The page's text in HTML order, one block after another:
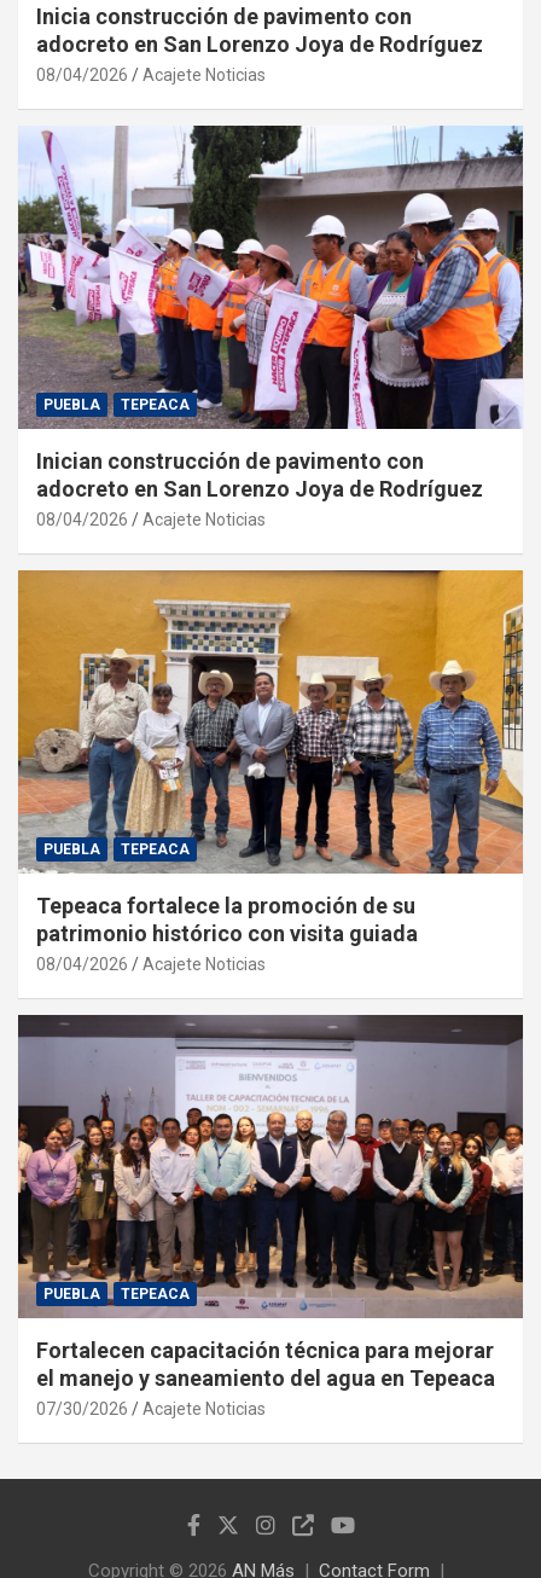
Inicia construcción de pavimento con
adocreto en San Lorenzo Joya de Rodríguez
08/04/2026 Acajete Noticias
PUEBLA TEPEACA
Inician construcción de pavimento con
adocreto en San Lorenzo Joya de Rodríguez
08/04/2026 Acajete Noticias
PUEBLA TEPEACA
Tepeaca fortalece la promoción de su
patrimonio histórico con visita guiada
08/04/2026 Acajete Noticias
PUEBLA TEPEACA
Fortalecen capacitación técnica para mejorar
el manejo y saneamiento del agua en Tepeaca
07/30/2026 Acajete Noticias
Copyright © 2026 AN Más Contact Form